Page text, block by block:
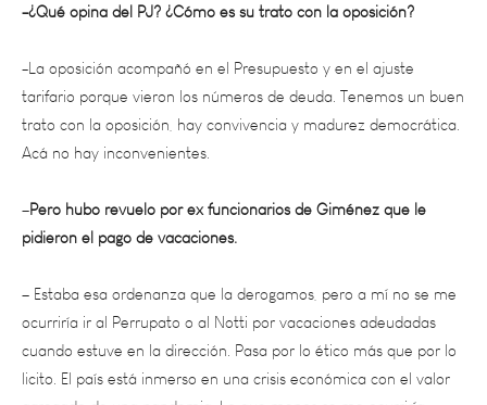
-La oposición acompañó en el Presupuesto y en el ajuste
tarifario porque vieron los números de deuda. Tenemos un buen
trato con la oposición, hay convivencia y madurez democrática.
Acá no hay inconvenientes.
–Pero hubo revuelo por ex funcionarios de Giménez que le
pidieron el pago de vacaciones.
– Estaba esa ordenanza que la derogamos, pero a mí no se me
ocurriría ir al Perrupato o al Notti por vacaciones adeudadas
cuando estuve en la dirección. Pasa por lo ético más que por lo
licito. El país está inmerso en una crisis económica con el valor
agregado de una pandemia. Lo que menos se me ocurriría